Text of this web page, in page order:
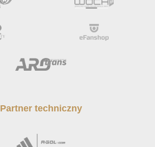
Partner techniczny